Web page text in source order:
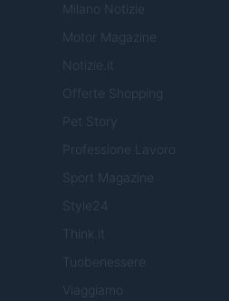
Milano Notizie
Motor Magazine
Notizie.it
Offerte Shopping
Pet Story
Professione Lavoro
Sport Magazine
Style24
Think.it
Tuobenessere
Viaggiamo